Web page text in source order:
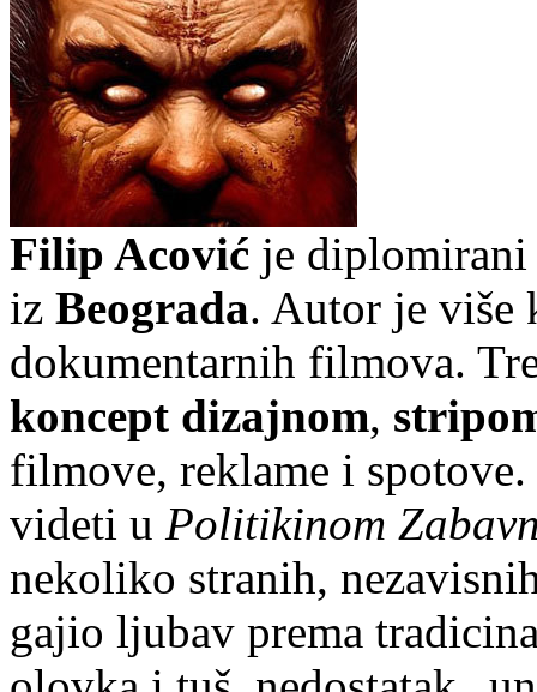
Filip Acović je
iz Beograda. Autor je više
dokumentarnih filmova.
koncept dizajnom,
filmove, reklame i
videti u Politikinom
nekoliko stranih,
gajio ljubav prema